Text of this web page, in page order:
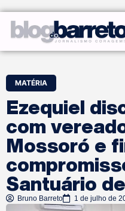
MATÉRIA
Ezequiel
com
Mossoró e
Santuário
Bruno Barreto 1 de julho de